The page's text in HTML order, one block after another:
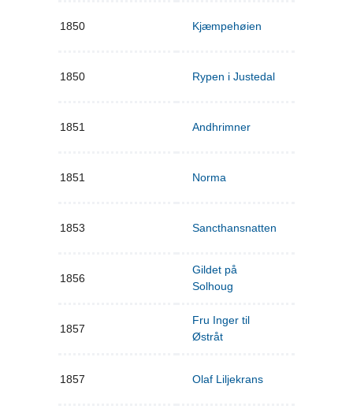
1850 Kjæmpehøien
1850 Rypen i Justedal
1851 Andhrimner
1851 Norma
1853 Sancthansnatten
1856
Gildet på
Solhoug
1857
Fru Inger til
Østråt
1857 Olaf Liljekrans